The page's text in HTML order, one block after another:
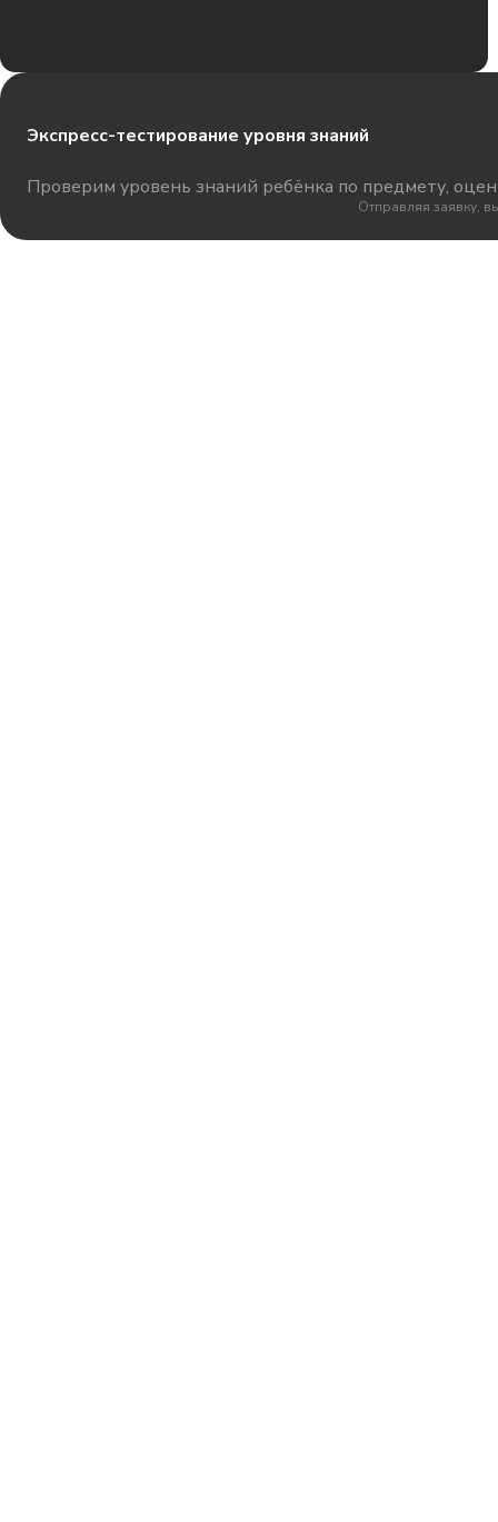
Экспресс-тестирование уровня знаний
Проверим уровень знаний ребёнка по предмету,
Отправляя заявку,